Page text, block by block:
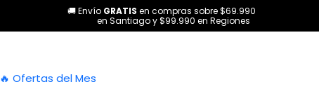
🔥 Ofertas del Mes
🚚 Envío GRATIS en compras sobre $69.990
en Santiago y $99.990 en Regiones
Accesorios Cases y Fundas Set fundas bateria de